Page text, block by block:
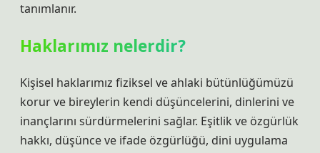
tanımlanır.
Haklarımız nelerdir?
Kişisel haklarımız fiziksel ve ahlaki bütünlüğümüzü
korur ve bireylerin kendi düşüncelerini, dinlerini ve
inançlarını sürdürmelerini sağlar. Eşitlik ve özgürlük
hakkı, düşünce ve ifade özgürlüğü, dini uygulama